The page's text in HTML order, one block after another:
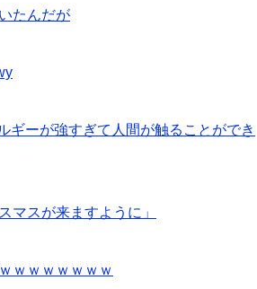
たんだが
ギーが強すぎて人間が触ることができ
マスが来ますように」
ｗｗｗｗｗｗｗ